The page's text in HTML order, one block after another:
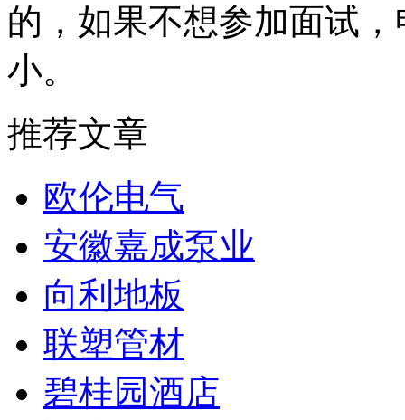
的，如果不想参加面试
小。
推荐文章
欧伦电气
安徽嘉成泵业
向利地板
联塑管材
碧桂园酒店